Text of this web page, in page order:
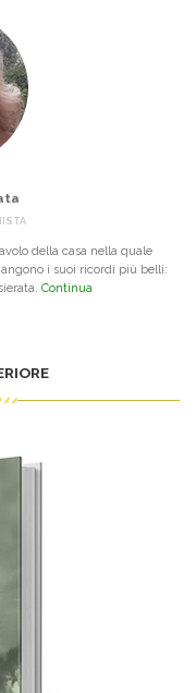
della casa nella quale
i suoi ricordi più belli:
Continua